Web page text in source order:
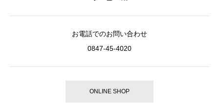
お電話でのお問い合わせ
0847-45-4020
ONLINE SHOP